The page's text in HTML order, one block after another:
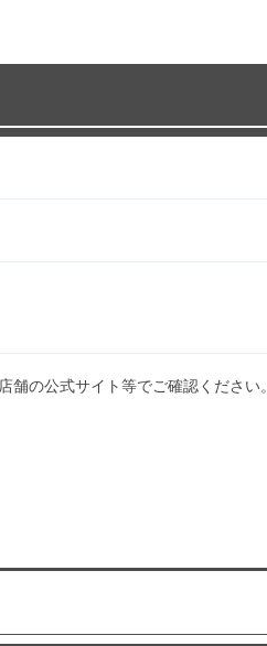
の公式サイト等でご確認ください。